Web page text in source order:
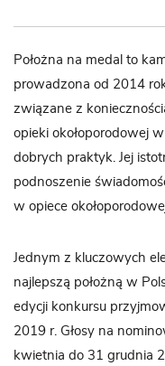
Położna na medal to
prowadzona od 2014
związane z
opieki okołoporodowej
dobrych praktyk. Jej
podnoszenie
w opiece
Jednym z kluczowych
najlepszą położną w
edycji konkursu
2019 r. Głosy na
kwietnia do 31 grudnia